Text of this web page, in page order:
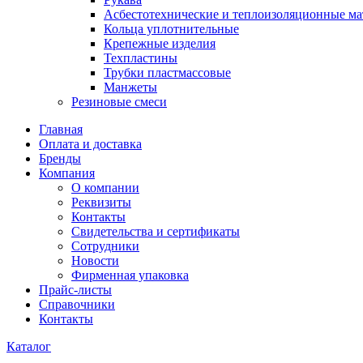
Асбестотехнические и теплоизоляционные
Кольца уплотнительные
Крепежные изделия
Техпластины
Трубки пластмассовые
Манжеты
Резиновые смеси
Главная
Оплата и доставка
Бренды
Компания
О компании
Реквизиты
Контакты
Свидетельства и сертификаты
Сотрудники
Новости
Фирменная упаковка
Прайс-листы
Справочники
Контакты
Каталог